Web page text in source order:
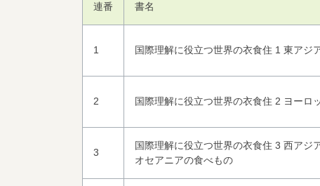
連番 書名
1 国際理解に役立つ世界の衣食住 1 東アジ
2 国際理解に役立つ世界の衣食住 2 ヨーロ
3
国際理解に役立つ世界の衣食住 3 西アジ
オセアニアの食べもの